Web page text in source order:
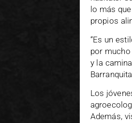
lo más
propios
“Es un
por
y la
Los
Además,